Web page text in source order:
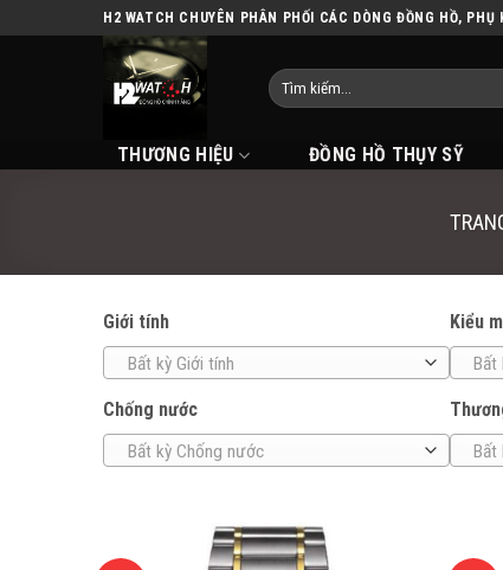
H2 WATCH CHUYÊN PHÂN PHỐI CÁC DÒNG ĐỒNG HỒ, PHỤ
THƯƠNG HIỆU ĐỒNG HỒ THỤY SỸ
Giới tính
Bất kỳ Giới tính
Kiểu
Bất
Chống nước
Bất kỳ Chống nước Bất